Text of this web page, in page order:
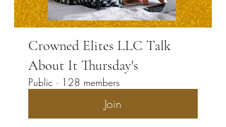
Crowned Elites LLC Talk
About It Thursday's
Public · 128 members
Join